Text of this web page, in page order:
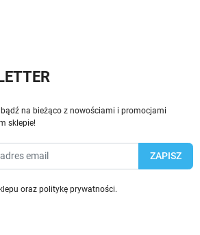
na bieżąco z nowościami i promocjami
sklepie!
oraz politykę prywatności.